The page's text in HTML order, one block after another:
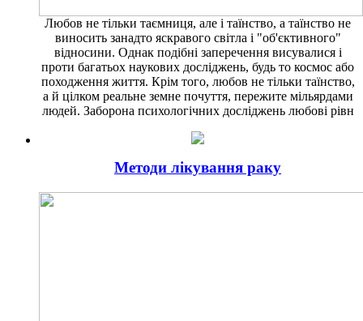
Любов не тільки таємниця, але і таїнство, а таїнство не
виносить занадто яскравого світла і "об'єктивного"
відносини. Однак подібні заперечення висувалися і
проти багатьох наукових досліджень, будь то космос або
походження життя. Крім того, любов не тільки таїнство,
а й цілком реальне земне почуття, пережите мільярдами
людей. Заборона психологічних досліджень любові рівн
Методи лікування раку